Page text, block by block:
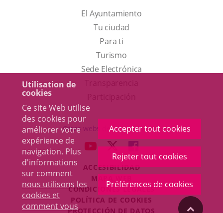
Utilisation de
cookies
Ce site Web utilise
des cookies pour
améliorer votre
expérience de
navigation. Plus
d'informations
sur comment
nous utilisons les
cookies et
comment vous
Accepter tout cookies
Rejeter tout cookies
Préférences de cookies
El Ayuntamiento
Tu ciudad
Para ti
TurismoEste
enlace
una
ventana
nueva.
Sede Electrónica
externa.
Otras webs del ayuntamiento
ENLACE
UNA
APLICACIÓN
EXTERNA.
ENLACE
A
UNA
APLICACIÓN
EXTERNA.
ENLACE
A
UNA
APLICACIÓN
EXTERNA.
ACCESIBILIDAD
MAPA WEB
CONDICIONES LEGALES
POLÍTICA DE COOKIES
PROTECCIÓN DE DATOS
"Volver